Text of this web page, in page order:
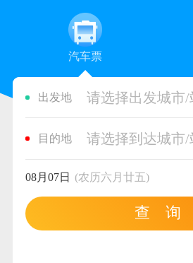
汽车票
出发地 请选择出发城市/
目的地 请选择到达城市/
08月07日 (农历六月廿五)
查 询